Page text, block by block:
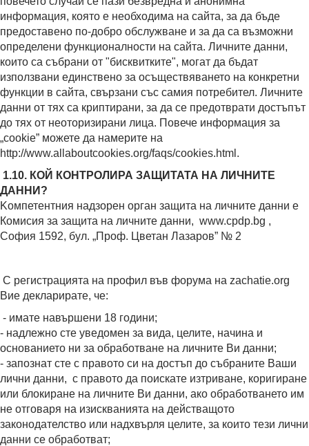
информация, която е необходима на сайта, за да бъде
предоставено по-добро обслужване и за да са възможни
определени функционалности на сайта. Личните данни,
които са събрани от "бисквитките", могат да бъдат
използвани единствено за осъществяването на конкретни
функции в сайта, свързани със самия потребител. Личните
данни от тях са криптирани, за да се предотврати достъпът
до тях от неоторизирани лица. Повече информация за
„cookie” можете да намерите на
http://www.allaboutcookies.org/faqs/cookies.html.
1.10. КОЙ КОНТРОЛИРА ЗАЩИТАТА НА ЛИЧНИТЕ
ДАННИ?
Kомпетентния надзорен орган защита на личните данни e
Комисия за защита на личните данни, www.cpdp.bg ,
София 1592, бул. „Проф. Цветан Лазаров” № 2
С регистрацията на профил във форума на zachatie.org
Вие декларирате, че:
- имате навършени 18 години;
- надлежно сте уведомен за вида, целите, начина и
основанието ни за обработване на личните Ви данни;
- запознат сте с правото си на достъп до събраните Ваши
лични данни, с правото да поискате изтриване, коригиране
или блокиране на личните Ви данни, ако обработването им
не отговаря на изискванията на действащото
законодателство или надхвърля целите, за които тези лични
данни се обработват;